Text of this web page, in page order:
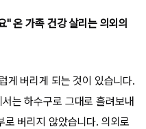
" 온 가족 건강 살리는 의외의
게 버리게 되는 것이 있습니다.
는 하수구로 그대로 흘려보내
버리지 않았습니다. 의외로